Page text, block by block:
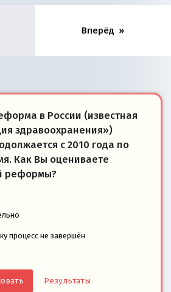
Вперёд
в России (известная
здравоохранения»)
с 2010 года по
Как Вы оцениваете
реформы?
процесс не завершён
Результаты